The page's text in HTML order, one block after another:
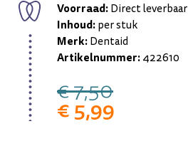
Voorraad:Direct leverbaar
Inhoud:per stuk
Merk:Dentaid
Artikelnummer:422610
€ 7,50
€ 5,99